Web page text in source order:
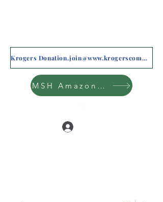
Krogers Donation.join@www.krogerscommunityrewards.com
MSH Amazon Wishlist